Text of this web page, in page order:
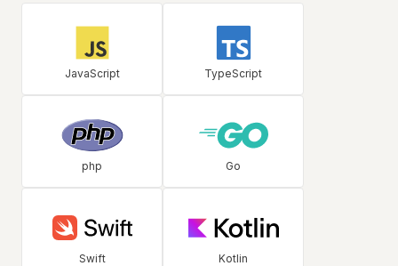
JavaScript TypeScript
php Go
Swift Kotlin